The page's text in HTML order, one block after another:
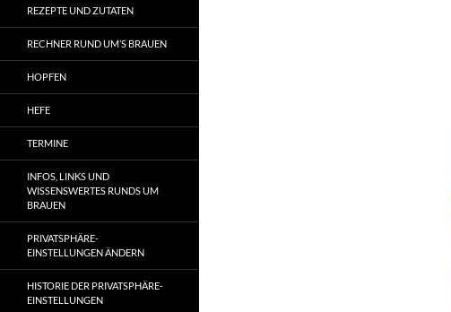
REZEPTE UND ZUTATEN
RECHNER RUND UM’S BRAUEN
HOPFEN
HEFE
TERMINE
INFOS, LINKS UND
WISSENSWERTES RUNDS UM
BRAUEN
PRIVATSPHÄRE-
EINSTELLUNGEN ÄNDERN
HISTORIE DER PRIVATSPHÄRE-
EINSTELLUNGEN